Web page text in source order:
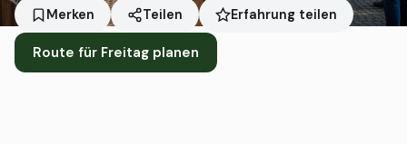
Merken Teilen Erfahrung teilen
Route für Freitag planen